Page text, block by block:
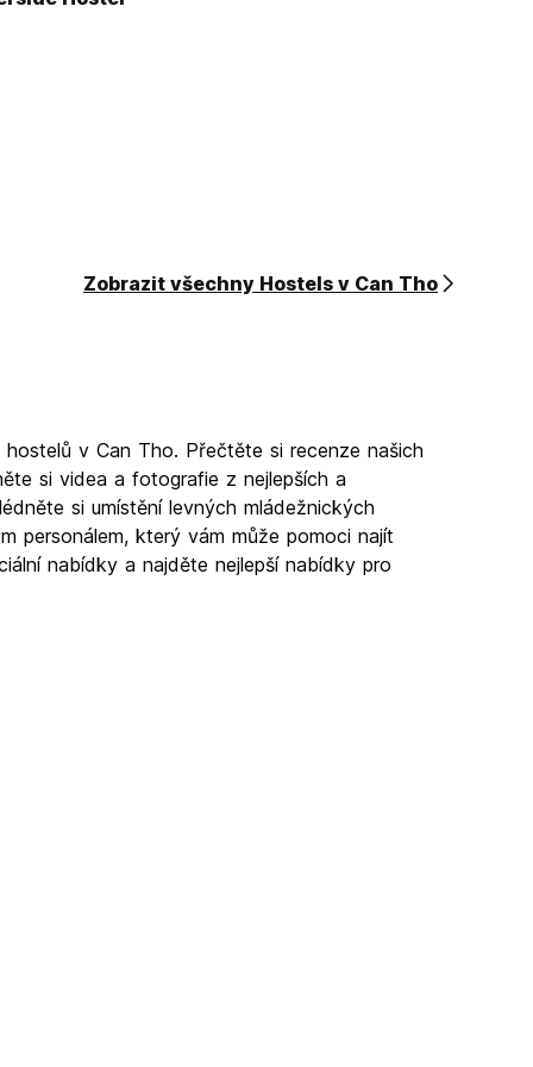
Zobrazit všechny Hostels v Can Tho
v Can Tho. Přečtěte si recenze našich
si videa a fotografie z nejlepších a
si umístění levných mládežnických
personálem, který vám může pomoci najít
nabídky a najděte nejlepší nabídky pro